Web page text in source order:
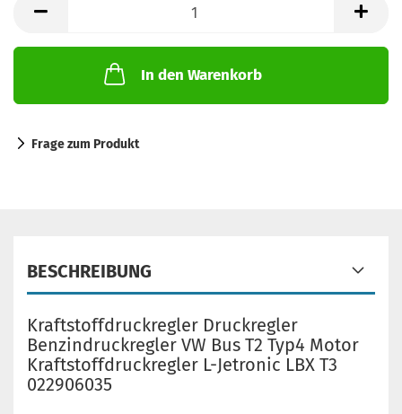
In den Warenkorb
Frage zum Produkt
BESCHREIBUNG
Kraftstoffdruckregler Druckregler
Benzindruckregler VW Bus T2 Typ4 Motor
Kraftstoffdruckregler L-Jetronic LBX T3
022906035